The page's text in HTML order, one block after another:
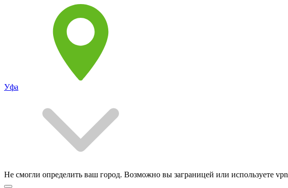
Уфа
Не смогли определить ваш город. Возможно вы заграницей или используете vpn